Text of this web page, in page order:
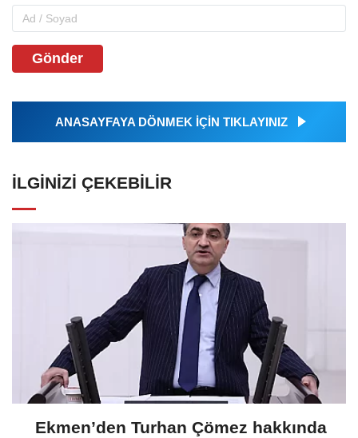
Gönder
ANASAYFAYA DÖNMEK İÇİN TIKLAYINIZ
İLGINIZI ÇEKEBILIR
Ekmen’den Turhan Çömez hakkında